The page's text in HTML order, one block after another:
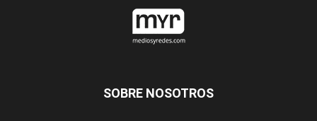
SOBRE NOSOTROS